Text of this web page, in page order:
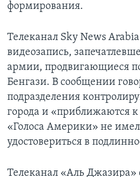
формирования.
Телеканал Sky News
видеозапись,
армии, продвигающиеся
Бенгази. В сообщении
подразделения
города и «приближаются
«Голоса Америки» не
удостовериться в
Телеканал «Аль